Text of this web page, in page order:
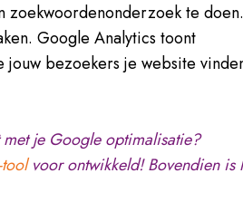
zoekwoordenonderzoek te
Google Analytics toont
bezoekers je website
je Google optimalisatie?
toolvoor ontwikkeld! Bovendien is